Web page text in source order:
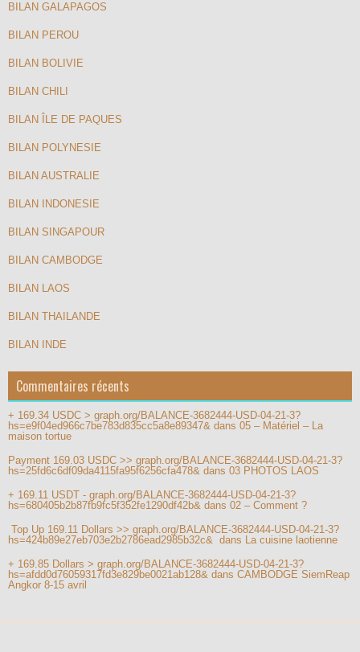
BILAN GALAPAGOS
BILAN PEROU
BILAN BOLIVIE
BILAN CHILI
BILAN ÎLE DE PAQUES
BILAN POLYNESIE
BILAN AUSTRALIE
BILAN INDONESIE
BILAN SINGAPOUR
BILAN CAMBODGE
BILAN LAOS
BILAN THAILANDE
BILAN INDE
Commentaires récents
+ 169.34 USDC > graph.org/BALANCE-3682444-USD-04-21-3?
hs=e9f04ed966c7be783d835cc5a8e89347& dans 05 – Matériel – La
maison tortue
Payment 169.03 USDC >> graph.org/BALANCE-3682444-USD-04-21-3?
hs=25fd6c6df09da4115fa95f6256cfa478& dans 03 PHOTOS LAOS
+ 169.11 USDT - graph.org/BALANCE-3682444-USD-04-21-3?
hs=680405b2b87fb9fc5f352fe1290df42b& dans 02 – Comment ?
️ Top Up 169.11 Dollars >> graph.org/BALANCE-3682444-USD-04-21-3?
hs=424b89e27eb703e2b2786ead2985b32c& ️ dans La cuisine laotienne
+ 169.85 Dollars > graph.org/BALANCE-3682444-USD-04-21-3?
hs=afdd0d76059317fd3e829be0021ab128& dans CAMBODGE SiemReap
Angkor 8-15 avril